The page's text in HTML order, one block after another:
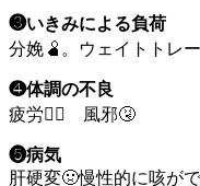
❸いきみによる負荷
分娩🫄。ウェイトトレ
❹体調の不良
疲労😮‍💨 風邪🤧
❺病気
肝硬変🤢慢性的に咳が